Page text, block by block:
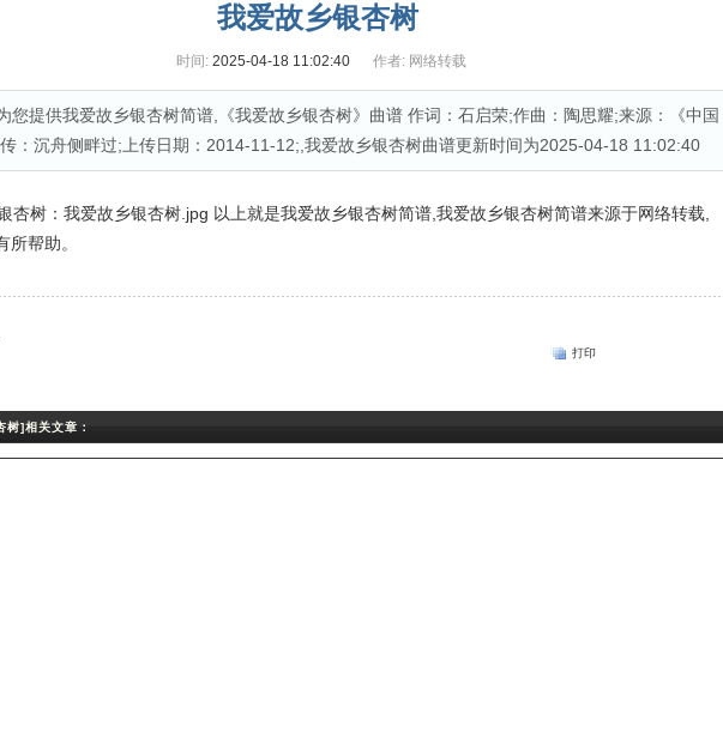
我爱故乡银杏树
时间: 2025-04-18 11:02:40 作者: 网络转载
您提供我爱故乡银杏树简谱,《我爱故乡银杏树》曲谱 作词：石启荣;作曲：陶思耀;来源：《中国
：沉舟侧畔过;上传日期：2014-11-12;,我爱故乡银杏树曲谱更新时间为2025-04-18 11:02:40
以上就是我爱故乡银杏树简谱,我爱故乡银杏树简谱来源于网络转载,
所帮助。
打印
树]相关文章：